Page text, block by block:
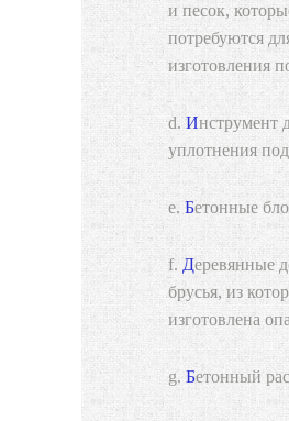
и песок,
потребуются
изготовления
Инструмент для
уплотнения
Бетонные
Деревянные доски или
брусья, из
изготовлена
Бетонный